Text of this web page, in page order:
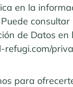
en la
Puede
de Datos en
refugi.com/
para